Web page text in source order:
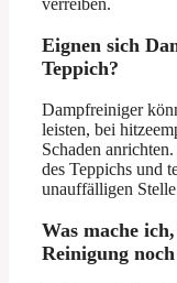
Eignen sich
Teppich?
Dampfreiniger
leisten, bei
Schaden
des Teppichs und
unauffälligen
Was mache
Reinigung